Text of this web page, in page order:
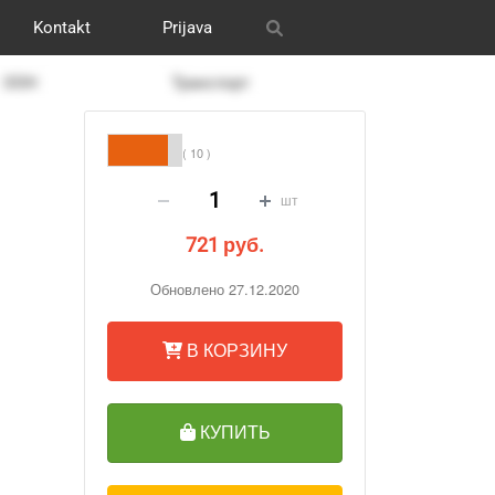
CRM Bitrix24
Разное
Транспорт
Our works
Kontakt Prijava
( 10 )
шт
721 руб.
Обновлено 27.12.2020
В КОРЗИНУ
КУПИТЬ